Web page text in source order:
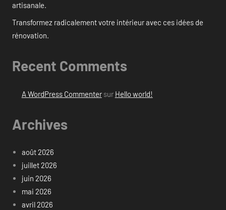
artisanale.
Transformez radicalement votre intérieur avec ces idées de
rénovation.
Recent Comments
A WordPress Commentersur Hello world!
Archives
août 2026
juillet 2026
juin 2026
mai 2026
avril 2026